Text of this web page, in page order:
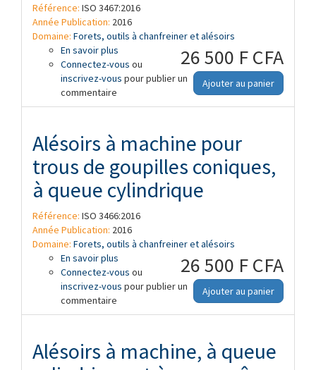
Référence: ISO 3467:2016
Année Publication: 2016
Domaine: Forets, outils à chanfreiner et alésoirs
26 500 F CFA
Ajouter au panier
En savoir plus à propos de Alésoirs à machine pour
trous de goupilles coniques, à queue
cône Morse
Connectez-vous ou
inscrivez-vous pour publier un
commentaire
Alésoirs à machine pour
trous de goupilles coniques,
à queue cylindrique
Référence: ISO 3466:2016
Année Publication: 2016
Domaine: Forets, outils à chanfreiner et alésoirs
26 500 F CFA
Ajouter au panier
En savoir plus à propos de Alésoirs à machine pour
trous de goupilles coniques, à queue
cylindrique
Connectez-vous ou
inscrivez-vous pour publier un
commentaire
Alésoirs à machine, à queue